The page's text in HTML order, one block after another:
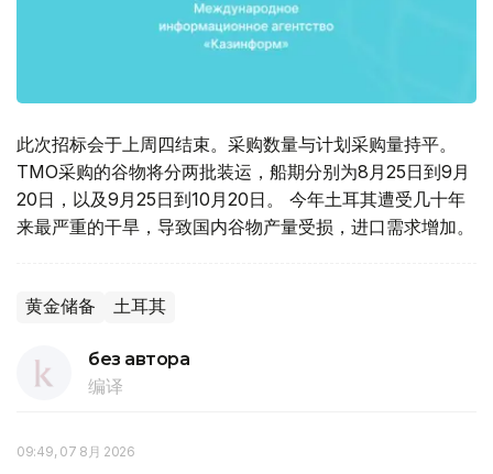
此次招标会于上周四结束。采购数量与计划采购量持平。
TMO采购的谷物将分两批装运，船期分别为8月25日到9月
20日，以及9月25日到10月20日。 今年土耳其遭受几十年
来最严重的干旱，导致国内谷物产量受损，进口需求增加。
黄金储备 土耳其
без автора
编译
09:49, 07 8月 2026